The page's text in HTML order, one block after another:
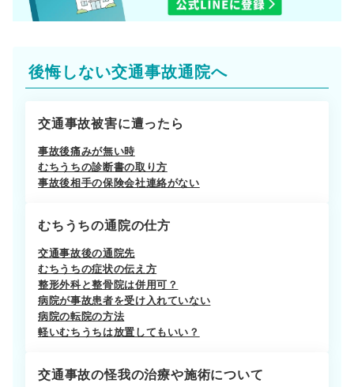
後悔しない交通事故通院へ
交通事故被害に遭ったら
事故後痛みが無い時
むちうちの診断書の取り方
事故後相手の保険会社連絡がない
むちうちの通院の仕方
交通事故後の通院先
むちうちの症状の伝え方
整形外科と整骨院は併用可？
病院が事故患者を受け入れていない
病院の転院の方法
軽いむちうちは放置してもいい？
交通事故の怪我の治療や施術について